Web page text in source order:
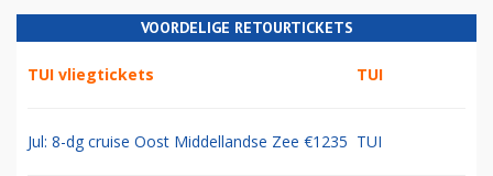
VOORDELIGE RETOURTICKETS
TUI vliegtickets TUI
Jul: 8-dg cruise Oost Middellandse Zee €1235 TUI